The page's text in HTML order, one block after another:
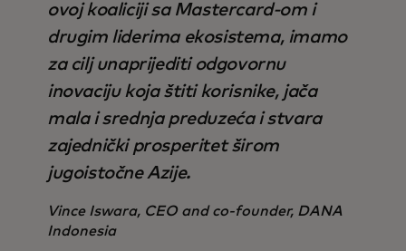
ovoj koaliciji sa Mastercard-om i
drugim liderima ekosistema, imamo
za cilj unaprijediti odgovornu
inovaciju koja štiti korisnike, jača
mala i srednja preduzeća i stvara
zajednički prosperitet širom
jugoistočne Azije.
Vince Iswara, CEO and co-founder, DANA
Indonesia